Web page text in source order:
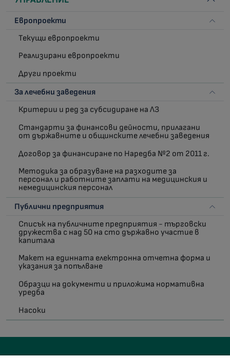
Европроекти
Текущи европроекти
Реализирани европроекти
Други проекти
За лечебни заведения
Критерии и ред за субсидиране на ЛЗ
Стандарти за финансови дейности, прилагани
от държавните и общинските лечебни заведения
Договор за финансиране по Наредба №2 от 2011 г.
Методика за образуване на разходите за
персонал и работните заплати на медицинския и
немедицинския персонал
Публични предприятия
Списък на публичните предприятия - търговски
дружества с над 50 на сто държавно участие в
капитала
Макет на единната електронна отчетна форма и
указания за попълване
Образци на документи и приложима нормативна
уредба
Насоки